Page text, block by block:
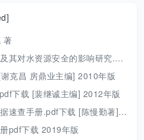
著
源安全的影响研究.pdf 胡光伟 著 2017年版
克昌 房鼎业主编] 2010年版
下载 [裴继诚主编] 2012年版
手册.pdf下载 [陈慢勤著] 2010年版
pdf下载 2019年版